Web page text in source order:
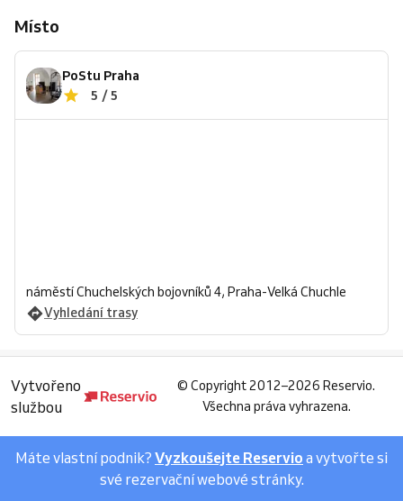
Místo
PoStu Praha
5 / 5
náměstí Chuchelských bojovníků 4, Praha-Velká Chuchle
Vyhledání trasy
Vytvořeno
službou
© Copyright 2012–2026 Reservio.
Všechna práva vyhrazena.
Máte vlastní podnik? Vyzkoušejte Reservio a vytvořte si
své rezervační webové stránky.